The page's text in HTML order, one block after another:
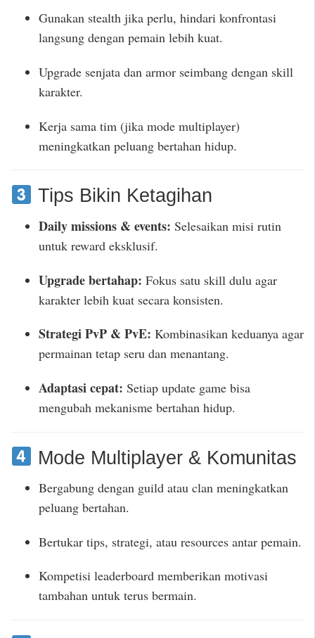
Gunakan stealth jika perlu, hindari konfrontasi
langsung dengan pemain lebih kuat.
Upgrade senjata dan armor seimbang dengan skill
karakter.
Kerja sama tim (jika mode multiplayer)
meningkatkan peluang bertahan hidup.
Tips Bikin Ketagihan
Daily missions & events: Selesaikan misi rutin
untuk reward eksklusif.
Upgrade bertahap: Fokus satu skill dulu agar
karakter lebih kuat secara konsisten.
Strategi PvP & PvE: Kombinasikan keduanya agar
permainan tetap seru dan menantang.
Adaptasi cepat: Setiap update game bisa
mengubah mekanisme bertahan hidup.
Mode Multiplayer & Komunitas
Bergabung dengan guild atau clan meningkatkan
peluang bertahan.
Bertukar tips, strategi, atau resources antar pemain.
Kompetisi leaderboard memberikan motivasi
tambahan untuk terus bermain.